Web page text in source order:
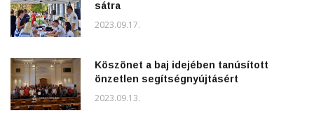
sátra
2023.09.17.
Köszönet a baj idejében tanúsított
önzetlen segítségnyújtásért
2023.09.13.